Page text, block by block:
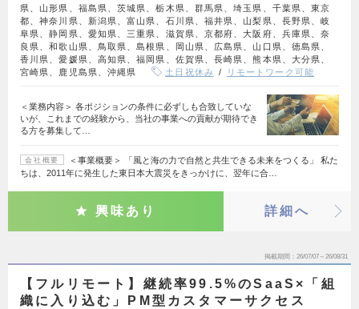
県、山形県、福島県、茨城県、栃木県、群馬県、埼玉県、千葉県、東京
都、神奈川県、新潟県、富山県、石川県、福井県、山梨県、長野県、岐
阜県、静岡県、愛知県、三重県、滋賀県、京都府、大阪府、兵庫県、奈
良県、和歌山県、鳥取県、島根県、岡山県、広島県、山口県、徳島県、
香川県、愛媛県、高知県、福岡県、佐賀県、長崎県、熊本県、大分県、
宮崎県、鹿児島県、沖縄県
土日祝休み リモートワーク可能
＜業務内容＞ 各ポジションの条件に必ずしも合致していな
いが、これまでの経験から、当社の事業への貢献が期待でき
る方を募集して…
会社概要
＜事業概要＞ 「風と海の力で自然と共生できる未来をつくる」 私た
ちは、2011年に発生した東日本大震災をきっかけに、翌年に合…
興味あり 詳細へ
掲載期間 26/07/07～26/08/31
【フルリモート】継続率99.5%のSaaS×「組
織に入り込む」PM型カスタマーサクセス